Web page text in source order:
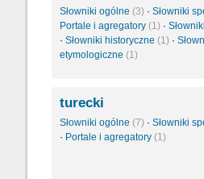
Słowniki ogólne (3) · Słowniki
Portale i agregatory (1) ·
· Słowniki historyczne (1) ·
etymologiczne (1)
turecki
Słowniki ogólne (7) · Słowniki
· Portale i agregatory (1)